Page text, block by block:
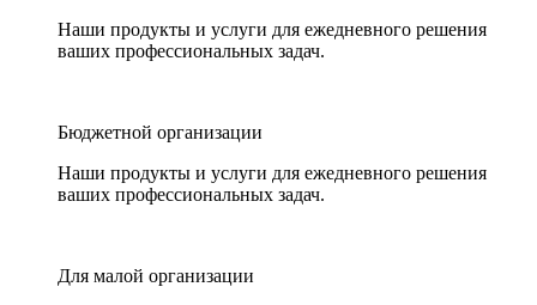
Наши продукты и услуги для ежедневного решения
ваших профессиональных задач.
Бюджетной организации
Наши продукты и услуги для ежедневного решения
ваших профессиональных задач.
Для малой организации